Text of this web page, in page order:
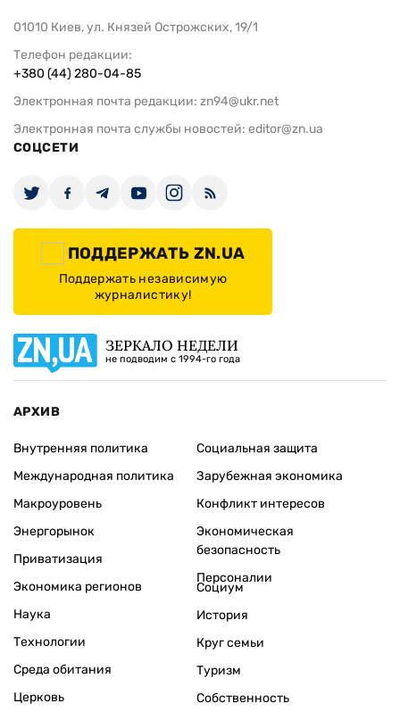
01010 Киев, ул. Князей Острожских, 19/1
Телефон редакции:
+380 (44) 280-04-85
Электронная почта редакции: zn94@ukr.net
Электронная почта службы новостей: editor@zn.ua
СОЦСЕТИ
ПОДДЕРЖАТЬ ZN.UA
Поддержать независимую
журналистику!
ЗЕРКАЛО НЕДЕЛИ
не подводим с 1994-го года
АРХИВ
Внутренняя политика
Международная политика
Макроуровень
Энергорынок
Приватизация
Экономика регионов
Социальная защита
Зарубежная экономика
Конфликт интересов
Экономическая
безопасность
Персоналии
Наука
Технологии
Среда обитания
Церковь
Социум
История
Круг семьи
Туризм
Собственность